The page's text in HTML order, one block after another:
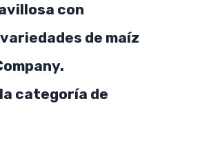
con
de maíz
categoría de